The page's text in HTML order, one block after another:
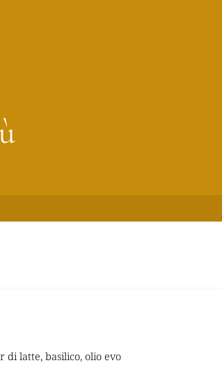
di latte, basilico, olio evo